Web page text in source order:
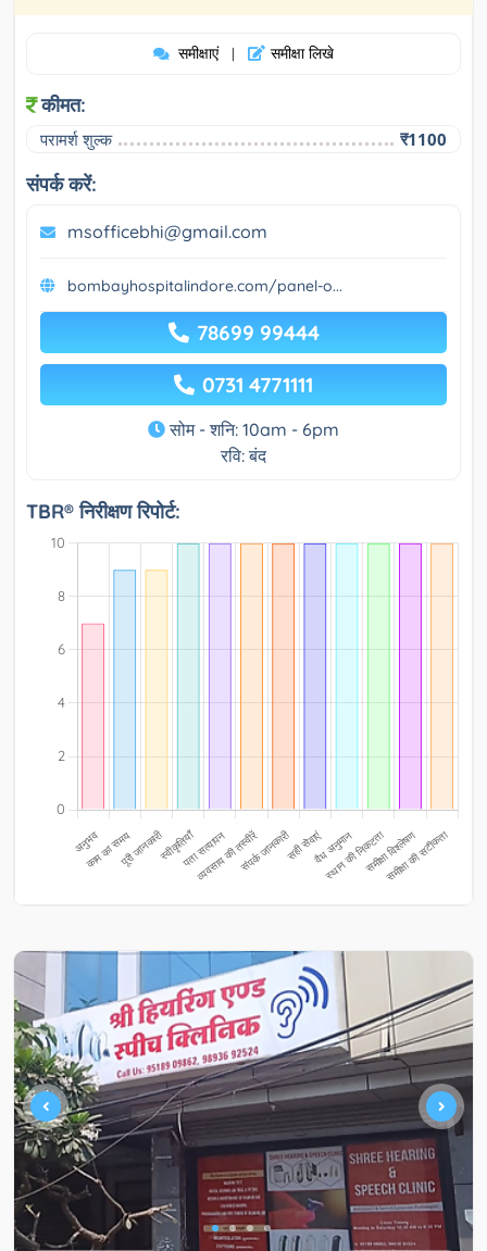
समीक्षाएं | समीक्षा लिखे
कीमत:
परामर्श शुल्क ₹1100
संपर्क करें:
msofficebhi@gmail.com
bombayhospitalindore.com/panel-o...
78699 99444
0731 4771111
सोम - शनि: 10am - 6pm
रवि: बंद
TBR® निरीक्षण रिपोर्ट: